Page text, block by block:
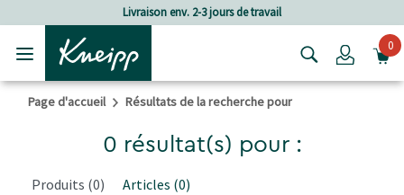
Passer au contenu principal
Passer au contenu du pied de page
Livraison env. 2-3 jours de travail
Login0
Page d'accueil Résultats de la recherche pour
0 résultat(s) pour :
Produits (0) Articles (0)